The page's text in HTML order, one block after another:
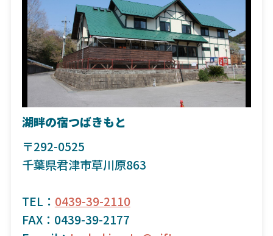
湖畔の宿つばきもと
〒292-0525
千葉県君津市草川原863
TEL： 0439-39-2110
FAX：0439-39-2177